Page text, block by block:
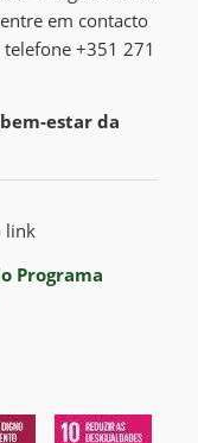
em contacto
+351 271
estar da
link
Programa